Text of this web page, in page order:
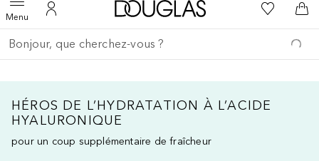
MenuOuvrir le menuVers Mon Compte
Vers l'accueil Douglas
Vers Ma
Retourner
Exécuter la recherche
HÉROS DE L’HYDRATATION À L’ACIDE
HYALURONIQUE
pour un coup supplémentaire de fraîcheur